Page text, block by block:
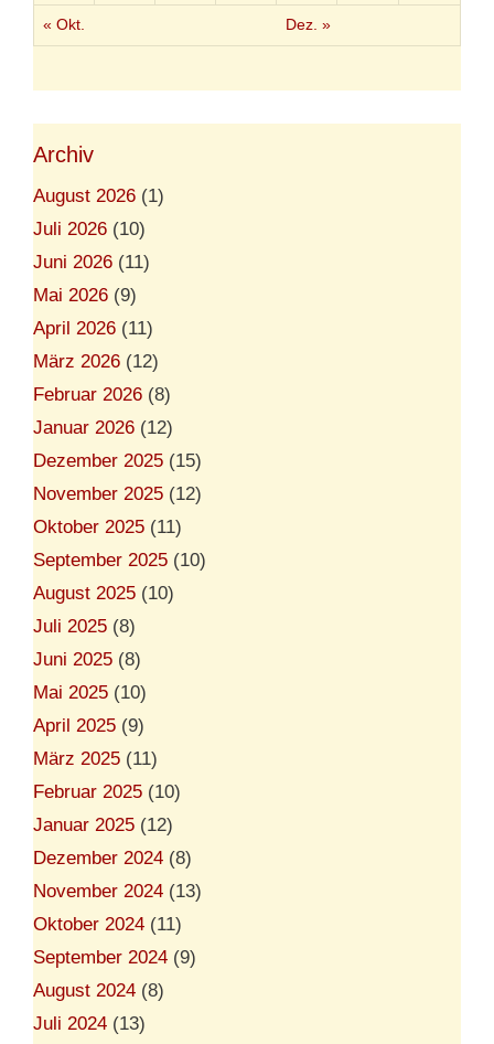
« Okt. Dez. »
Archiv
August 2026 (1)
Juli 2026 (10)
Juni 2026 (11)
Mai 2026 (9)
April 2026 (11)
März 2026 (12)
Februar 2026 (8)
Januar 2026 (12)
Dezember 2025 (15)
November 2025 (12)
Oktober 2025 (11)
September 2025 (10)
August 2025 (10)
Juli 2025 (8)
Juni 2025 (8)
Mai 2025 (10)
April 2025 (9)
März 2025 (11)
Februar 2025 (10)
Januar 2025 (12)
Dezember 2024 (8)
November 2024 (13)
Oktober 2024 (11)
September 2024 (9)
August 2024 (8)
Juli 2024 (13)